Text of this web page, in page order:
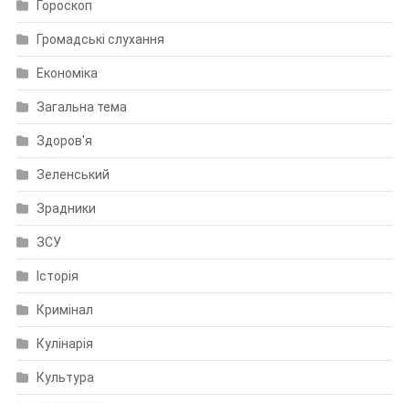
Гороскоп
Громадські слухання
Економіка
Загальна тема
Здоров'я
Зеленський
Зрадники
ЗСУ
Історія
Кримінал
Кулінарія
Культура